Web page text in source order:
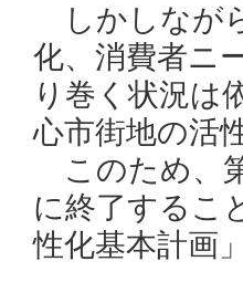
しかしなが
化、消費者ニ
り巻く状況は
心市街地の活
このため、
に終了するこ
性化基本計画